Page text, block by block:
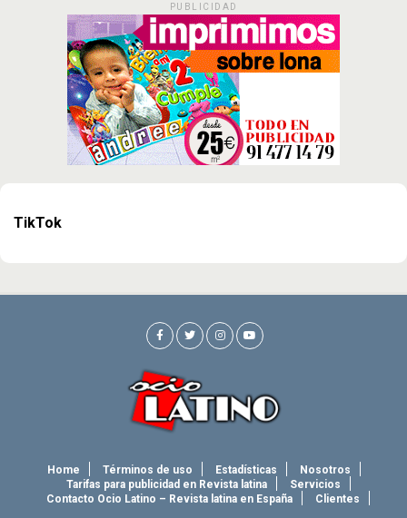
PUBLICIDAD
TikTok
Home Términos de uso Estadísticas
Nosotros
Tarifas para publicidad en Revista latina
Servicios
Contacto Ocio Latino – Revista latina en España
Clientes